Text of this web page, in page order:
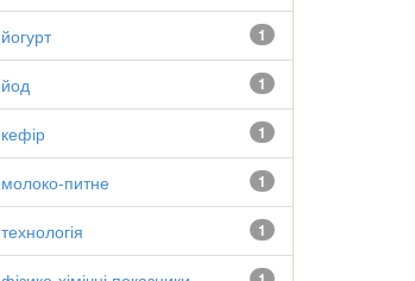
1
йогурт
1
йод
1
кефір
1
молоко-питне
1
технологія